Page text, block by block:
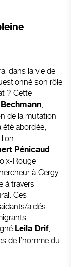
dans la vie de
son rôle
? Cette
,
de la mutation
abordée,
Pénicaud ,
Rouge
à Cergy
à travers
Ces
aidés,
Leila Drif,
de l’homme du